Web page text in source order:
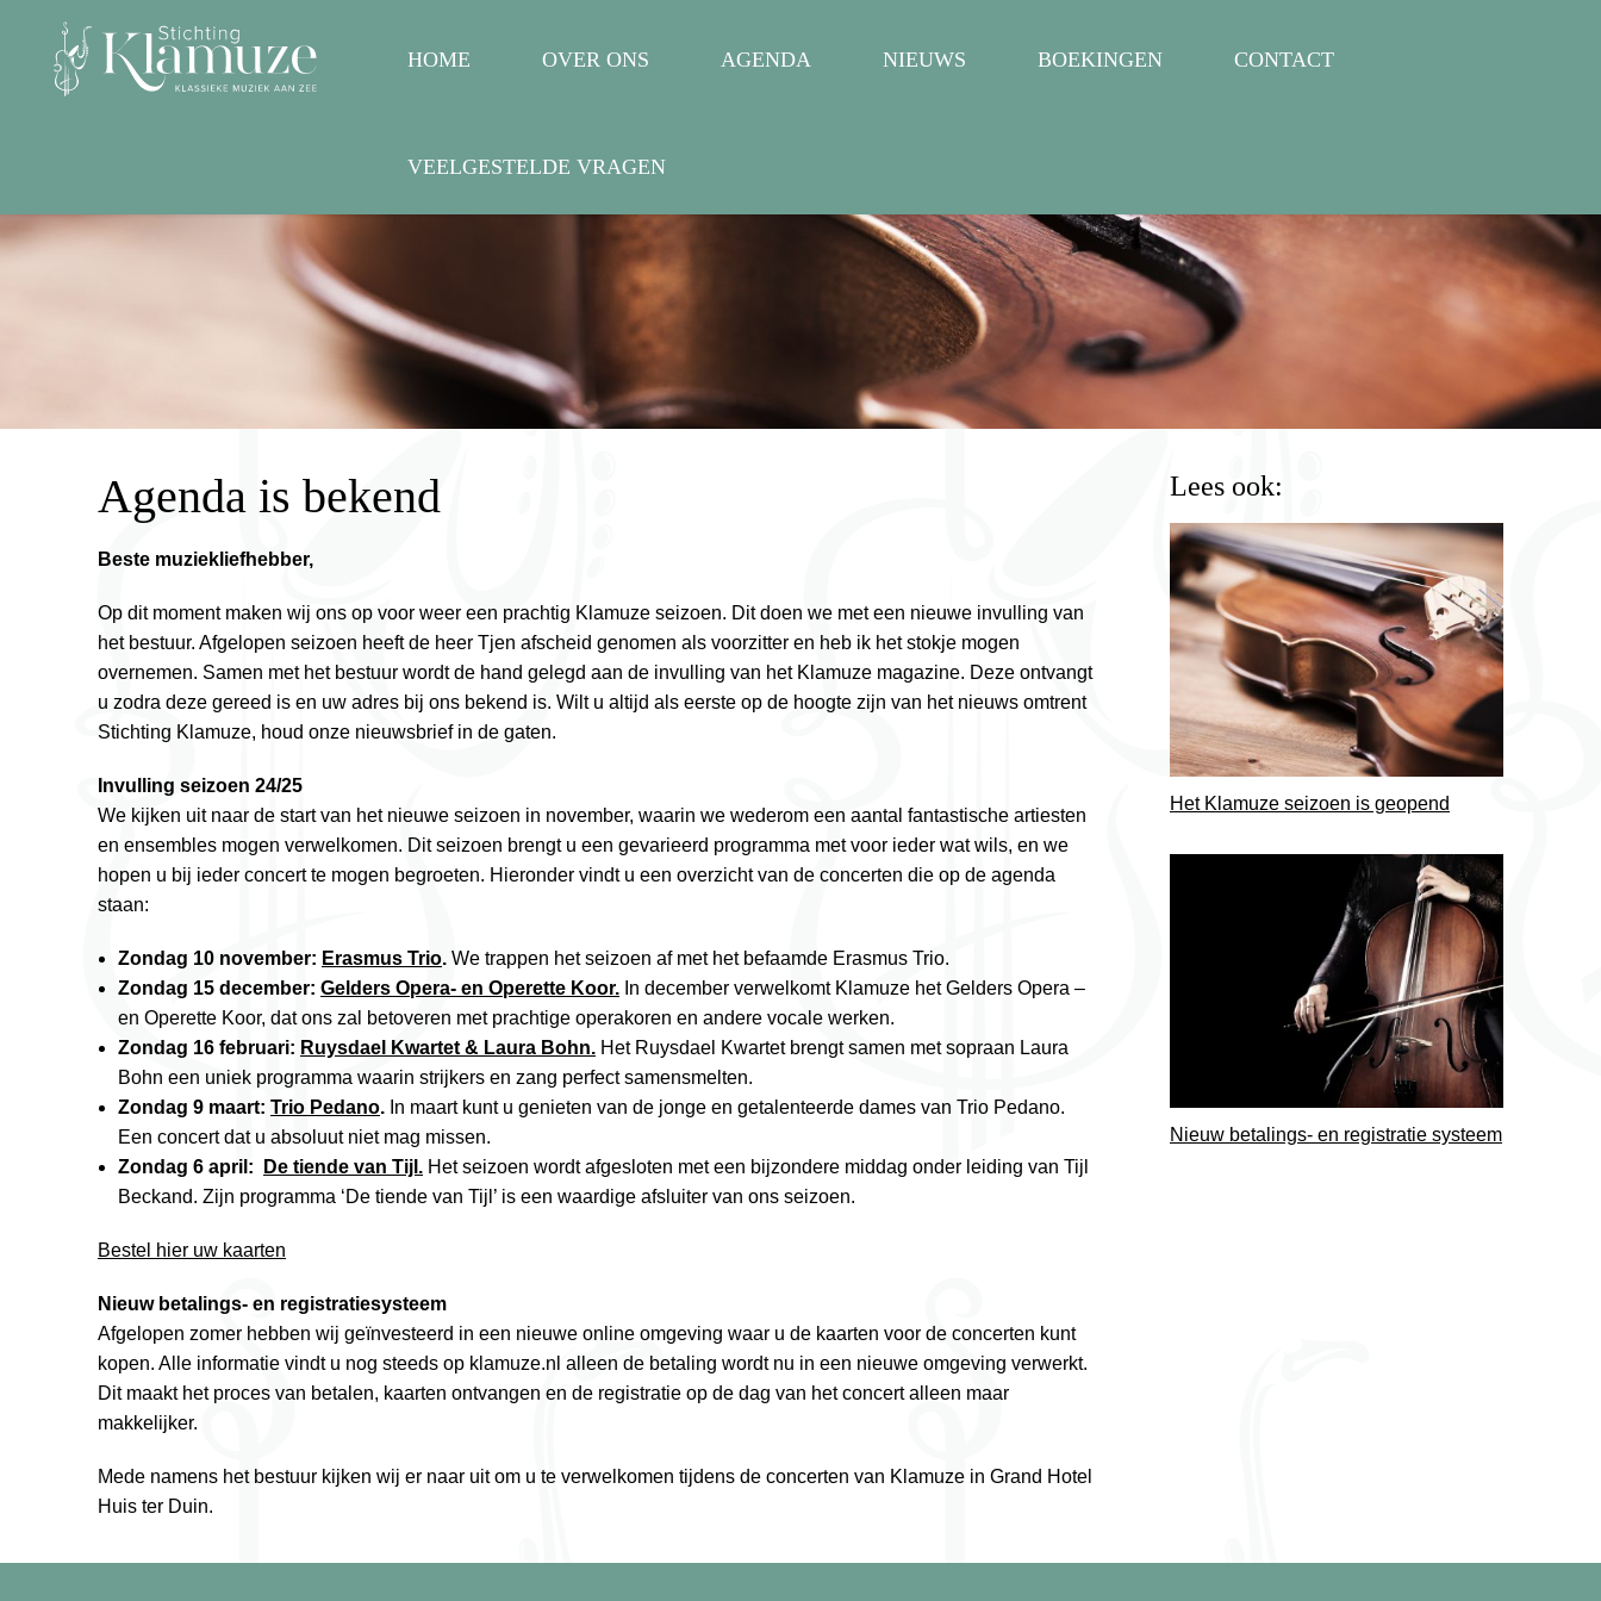
HOME OVER ONS AGENDA NIEUWS BOEKINGEN CONTACT
VEELGESTELDE VRAGEN
Agenda is bekend
Beste muziekliefhebber,
Op dit moment maken wij ons op voor weer een prachtig Klamuze seizoen. Dit doen we met een nieuwe invulling van
het bestuur. Afgelopen seizoen heeft de heer Tjen afscheid genomen als voorzitter en heb ik het stokje mogen
overnemen. Samen met het bestuur wordt de hand gelegd aan de invulling van het Klamuze magazine. Deze ontvangt
u zodra deze gereed is en uw adres bij ons bekend is. Wilt u altijd als eerste op de hoogte zijn van het nieuws omtrent
Stichting Klamuze, houd onze nieuwsbrief in de gaten.
Invulling seizoen 24/25
We kijken uit naar de start van het nieuwe seizoen in november, waarin we wederom een aantal fantastische artiesten
en ensembles mogen verwelkomen. Dit seizoen brengt u een gevarieerd programma met voor ieder wat wils, en we
hopen u bij ieder concert te mogen begroeten. Hieronder vindt u een overzicht van de concerten die op de agenda
staan:
Zondag 10 november: Erasmus Trio. We trappen het seizoen af met het befaamde Erasmus Trio.
Zondag 15 december: Gelders Opera- en Operette Koor. In december verwelkomt Klamuze het Gelders Opera –
en Operette Koor, dat ons zal betoveren met prachtige operakoren en andere vocale werken.
Zondag 16 februari: Ruysdael Kwartet & Laura Bohn. Het Ruysdael Kwartet brengt samen met sopraan Laura
Bohn een uniek programma waarin strijkers en zang perfect samensmelten.
Zondag 9 maart: Trio Pedano. In maart kunt u genieten van de jonge en getalenteerde dames van Trio Pedano.
Een concert dat u absoluut niet mag missen.
Zondag 6 april:
De tiende van Tijl. Het seizoen wordt afgesloten met een bijzondere middag onder leiding van Tijl
Beckand. Zijn programma ‘De tiende van Tijl’ is een waardige afsluiter van ons seizoen.
Bestel hier uw kaarten
Nieuw betalings- en registratiesysteem
Afgelopen zomer hebben wij geïnvesteerd in een nieuwe online omgeving waar u de kaarten voor de concerten kunt
kopen. Alle informatie vindt u nog steeds op klamuze.nl alleen de betaling wordt nu in een nieuwe omgeving verwerkt.
Dit maakt het proces van betalen, kaarten ontvangen en de registratie op de dag van het concert alleen maar
makkelijker.
Mede namens het bestuur kijken wij er naar uit om u te verwelkomen tijdens de concerten van Klamuze in Grand Hotel
Huis ter Duin.
Lees ook:
Het Klamuze seizoen is geopend
Nieuw betalings- en registratie systeem